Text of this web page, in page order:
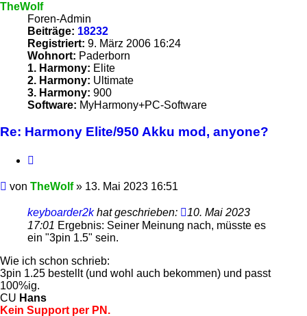
TheWolf
Foren-Admin
Beiträge: 18232
Registriert: 9. März 2006 16:24
Wohnort: Paderborn
1. Harmony: Elite
2. Harmony: Ultimate
3. Harmony: 900
Software: MyHarmony+PC-Software
Re: Harmony Elite/950 Akku mod, anyone?
Beitrag
von TheWolf» 13. Mai 2023 16:51
keyboarder2khat geschrieben:
10. Mai 2023
17:01 Ergebnis: Seiner Meinung nach, müsste es
ein "3pin 1.5" sein.
Wie ich schon schrieb:
3pin 1.25 bestellt (und wohl auch bekommen) und passt
100%ig.
CU Hans
Kein Support per PN.